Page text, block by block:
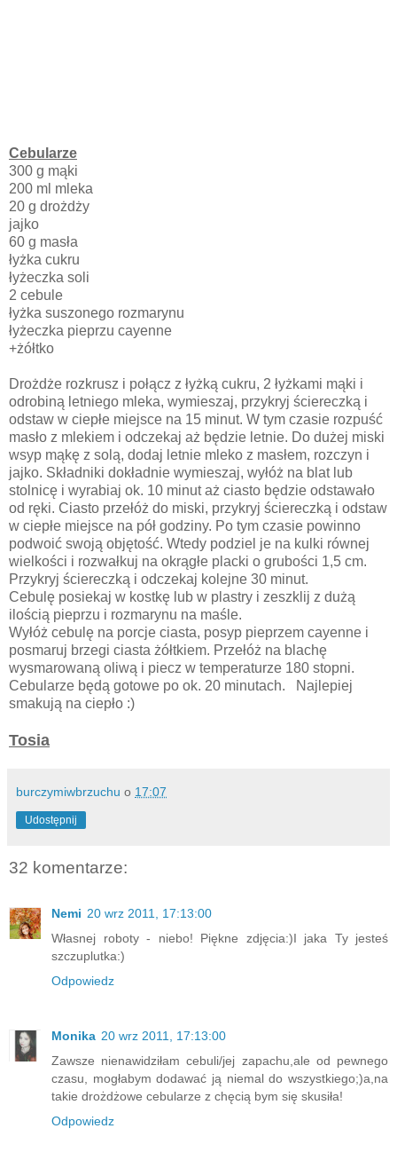
Cebularze
300 g mąki
200 ml mleka
20 g drożdży
jajko
60 g masła
łyżka cukru
łyżeczka soli
2 cebule
łyżka suszonego rozmarynu
łyżeczka pieprzu cayenne
+żółtko
Drożdże rozkrusz i połącz z łyżką cukru, 2 łyżkami mąki i
odrobiną letniego mleka, wymieszaj, przykryj ściereczką i
odstaw w ciepłe miejsce na 15 minut. W tym czasie rozpuść
masło z mlekiem i odczekaj aż będzie letnie. Do dużej miski
wsyp mąkę z solą, dodaj letnie mleko z masłem, rozczyn i
jajko. Składniki dokładnie wymieszaj, wyłóż na blat lub
stolnicę i wyrabiaj ok. 10 minut aż ciasto będzie odstawało
od ręki. Ciasto przełóż do miski, przykryj ściereczką i odstaw
w ciepłe miejsce na pół godziny. Po tym czasie powinno
podwoić swoją objętość. Wtedy podziel je na kulki równej
wielkości i rozwałkuj na okrągłe placki o grubości 1,5 cm.
Przykryj ściereczką i odczekaj kolejne 30 minut.
Cebulę posiekaj w kostkę lub w plastry i zeszklij z dużą
ilością pieprzu i rozmarynu na maśle.
Wyłóż cebulę na porcje ciasta, posyp pieprzem cayenne i
posmaruj brzegi ciasta żółtkiem. Przełóż na blachę
wysmarowaną oliwą i piecz w temperaturze 180 stopni.
Cebularze będą gotowe po ok. 20 minutach. Najlepiej
smakują na ciepło :)
Tosia
burczymiwbrzuchu o 17:07
Udostępnij
32 komentarze:
Nemi 20 wrz 2011, 17:13:00
Własnej roboty - niebo! Piękne zdjęcia:)I jaka Ty jesteś
szczuplutka:)
Odpowiedz
Monika 20 wrz 2011, 17:13:00
Zawsze nienawidziłam cebuli/jej zapachu,ale od pewnego
czasu, mogłabym dodawać ją niemal do wszystkiego;)a,na
takie drożdżowe cebularze z chęcią bym się skusiła!
Odpowiedz